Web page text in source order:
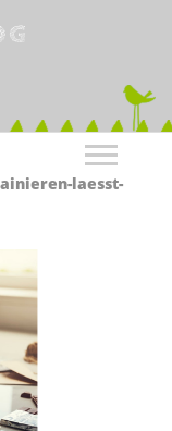
laesst-